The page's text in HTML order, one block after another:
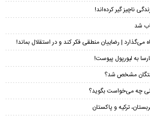
ناچیز گیر کرده‌اند!
شد
| رضاییان منطقی فکر کند و در استقلال بماند!
به لیورپول پیوست!
مشخص شد؟
چه می‌خواست بگوید؟
ترکیه و پاکستان